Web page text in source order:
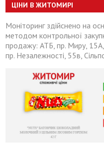
ЦІНИ В ЖИТОМИРІ
Моніторинг здійснено на
методом контрольної
продажу: АТБ, пр. Миру,
пр. Незалежності, 55в,